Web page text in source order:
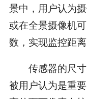
景中，用户认为
或在全景摄像机
数，实现监控距离
传感器的尺寸
被用户认为是重